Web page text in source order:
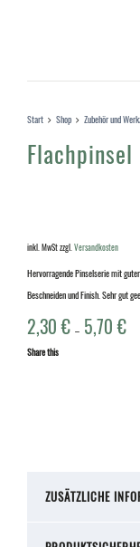
Start Shop Zubehör und
Flachpinsel
inkl. MwStzzgl.Versandkosten
Hervorragende Pinselserie mit
Beschneiden und Finish. Sehr gut
2,30€ – 5,70€
Share this
ZUSÄTZLICHE